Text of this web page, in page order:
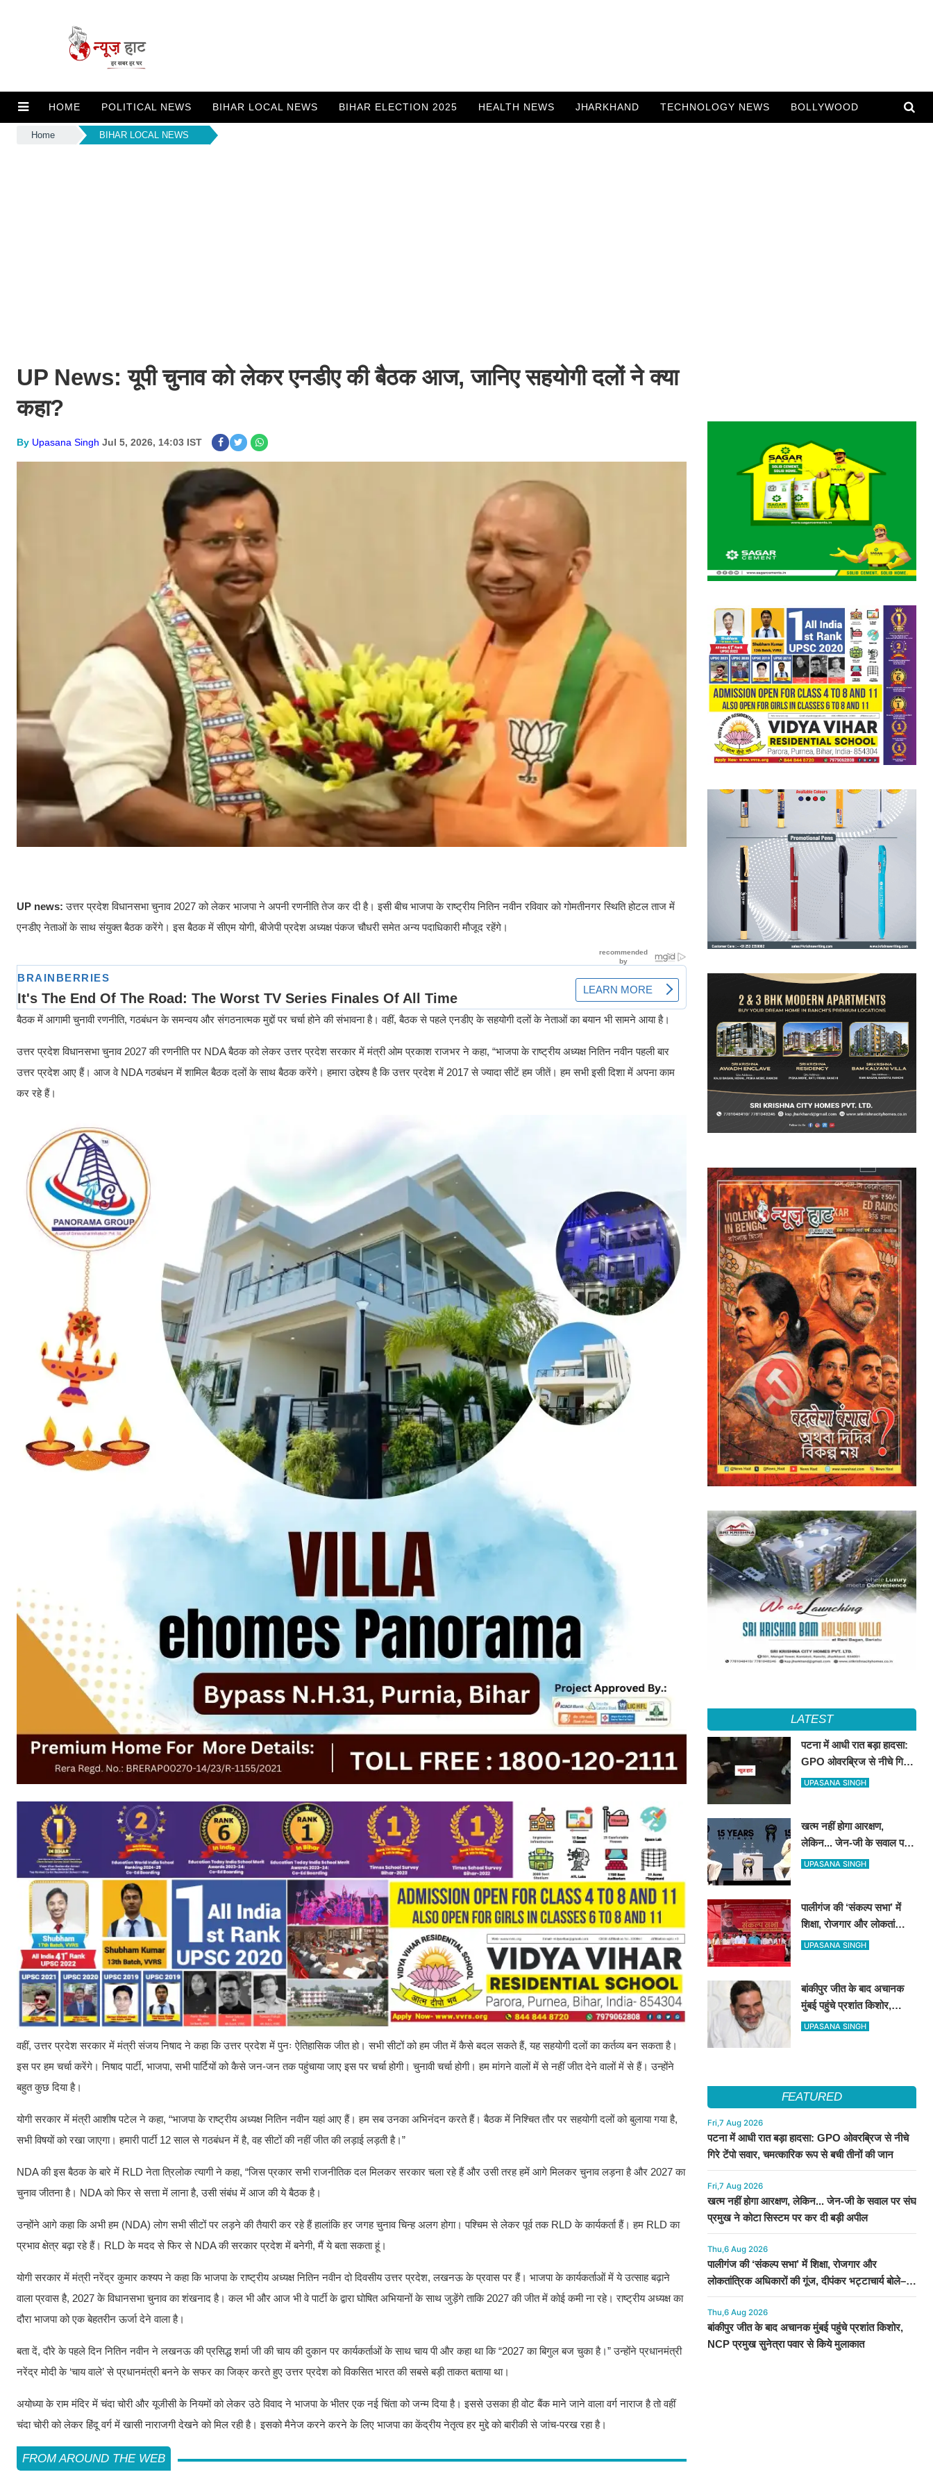
HOME POLITICAL NEWS BIHAR LOCAL NEWS BIHAR ELECTION 2025 HEALTH NEWS JHARKHAND TECHNOLOGY NEWS BOLLYWOOD
Home BIHAR LOCAL NEWS
UP News: यूपी चुनाव को लेकर एनडीए की बैठक आज, जानिए सहयोगी दलों ने क्या
कहा?
By Upasana Singh Jul 5, 2026, 14:03 IST
UP news:उत्तर प्रदेश विधानसभा चुनाव 2027 को लेकर भाजपा ने अपनी रणनीति तेज कर दी है। इसी बीच भाजपा के राष्ट्रीय नितिन नवीन रविवार को गोमतीनगर स्थिति होटल ताज में
एनडीए नेताओं के साथ संयुक्त बैठक करेंगे। इस बैठक में सीएम योगी, बीजेपी प्रदेश अध्यक्ष पंकज चौधरी समेत अन्य पदाधिकारी मौजूद रहेंगे।
बैठक में आगामी चुनावी रणनीति, गठबंधन के समन्वय और संगठनात्मक मुद्दों पर चर्चा होने की संभावना है। वहीं, बैठक से पहले एनडीए के सहयोगी दलों के नेताओं का बयान भी सामने आया है।
उत्तर प्रदेश विधानसभा चुनाव 2027 की रणनीति पर NDA बैठक को लेकर उत्तर प्रदेश सरकार में मंत्री ओम प्रकाश राजभर ने कहा, “भाजपा के राष्ट्रीय अध्यक्ष नितिन नवीन पहली बार
उत्तर प्रदेश आए हैं। आज वे NDA गठबंधन में शामिल बैठक दलों के साथ बैठक करेंगे। हमारा उद्देश्य है कि उत्तर प्रदेश में 2017 से ज्यादा सीटें हम जीतें। हम सभी इसी दिशा में अपना काम
कर रहे हैं।
वहीं, उत्तर प्रदेश सरकार में मंत्री संजय निषाद ने कहा कि उत्तर प्रदेश में पुनः ऐतिहासिक जीत हो। सभी सीटों को हम जीत में कैसे बदल सकते हैं, यह सहयोगी दलों का कर्तव्य बन सकता है।
इस पर हम चर्चा करेंगे। निषाद पार्टी, भाजपा, सभी पार्टियों को कैसे जन-जन तक पहुंचाया जाए इस पर चर्चा होगी। चुनावी चर्चा होगी। हम मांगने वालों में से नहीं जीत देने वालों में से हैं। उन्होंने
बहुत कुछ दिया है।
योगी सरकार में मंत्री आशीष पटेल ने कहा, “भाजपा के राष्ट्रीय अध्यक्ष नितिन नवीन यहां आए हैं। हम सब उनका अभिनंदन करते हैं। बैठक में निश्चित तौर पर सहयोगी दलों को बुलाया गया है,
सभी विषयों को रखा जाएगा। हमारी पार्टी 12 साल से गठबंधन में है, वह सीटों की नहीं जीत की लड़ाई लड़ती है।”
NDA की इस बैठक के बारे में RLD नेता त्रिलोक त्यागी ने कहा, “जिस प्रकार सभी राजनीतिक दल मिलकर सरकार चला रहे हैं और उसी तरह हमें आगे मिलकर चुनाव लड़ना है और 2027 का
चुनाव जीतना है। NDA को फिर से सत्ता में लाना है, उसी संबंध में आज की ये बैठक है।
उन्होंने आगे कहा कि अभी हम (NDA) लोग सभी सीटों पर लड़ने की तैयारी कर रहे हैं हालांकि हर जगह चुनाव चिन्ह अलग होगा। पश्चिम से लेकर पूर्व तक RLD के कार्यकर्ता हैं। हम RLD का
प्रभाव क्षेत्र बढ़ा रहे हैं। RLD के मदद से फिर से NDA की सरकार प्रदेश में बनेगी, मैं ये बता सकता हूं।
योगी सरकार में मंत्री नरेंद्र कुमार कश्यप ने कहा कि भाजपा के राष्ट्रीय अध्यक्ष नितिन नवीन दो दिवसीय उत्तर प्रदेश, लखनऊ के प्रवास पर हैं। भाजपा के कार्यकर्ताओं में ये उत्साह बढ़ाने
वाला प्रवास है, 2027 के विधानसभा चुनाव का शंखनाद है। कल भी और आज भी वे पार्टी के द्वारा घोषित अभियानों के साथ जुड़ेंगे ताकि 2027 की जीत में कोई कमी ना रहे। राष्ट्रीय अध्यक्ष का
दौरा भाजपा को एक बेहतरीन ऊर्जा देने वाला है।
बता दें, दौरे के पहले दिन नितिन नवीन ने लखनऊ की प्रसिद्ध शर्मा जी की चाय की दुकान पर कार्यकर्ताओं के साथ चाय पी और कहा था कि “2027 का बिगुल बज चुका है।” उन्होंने प्रधानमंत्री
नरेंद्र मोदी के ‘चाय वाले’ से प्रधानमंत्री बनने के सफर का जिक्र करते हुए उत्तर प्रदेश को विकसित भारत की सबसे बड़ी ताकत बताया था।
अयोध्या के राम मंदिर में चंदा चोरी और यूजीसी के नियमों को लेकर उठे विवाद ने भाजपा के भीतर एक नई चिंता को जन्म दिया है। इससे उसका ही वोट बैंक माने जाने वाला वर्ग नाराज है तो वहीं
चंदा चोरी को लेकर हिंदू वर्ग में खासी नाराजगी देखने को मिल रही है। इसको मैनेज करने करने के लिए भाजपा का केंद्रीय नेतृत्व हर मुद्दे को बारीकी से जांच-परख रहा है।
FROM AROUND THE WEB
LATEST
पटना में आधी रात बड़ा हादसा:
GPO ओवरब्रिज से नीचे गिरे
टेंपो सवार, चमत्कारिक रूप से
UPASANA SINGH
खत्म नहीं होगा आरक्षण,
लेकिन... जेन-जी के सवाल पर
संघ प्रमुख ने कोटा सिस्टम पर
UPASANA SINGH
पालीगंज की ‘संकल्प सभा’ में
शिक्षा, रोजगार और लोकतांत्रिक
अधिकारों की गूंज, दीपंकर
UPASANA SINGH
बांकीपुर जीत के बाद अचानक
मुंबई पहुंचे प्रशांत किशोर,
NCP प्रमुख सुनेत्रा पवार से
UPASANA SINGH
FEATURED
Fri,7 Aug 2026
पटना में आधी रात बड़ा हादसा: GPO ओवरब्रिज से नीचे
गिरे टेंपो सवार, चमत्कारिक रूप से बची तीनों की जान
Fri,7 Aug 2026
खत्म नहीं होगा आरक्षण, लेकिन... जेन-जी के सवाल पर संघ
प्रमुख ने कोटा सिस्टम पर कर दी बड़ी अपील
Thu,6 Aug 2026
पालीगंज की ‘संकल्प सभा’ में शिक्षा, रोजगार और
लोकतांत्रिक अधिकारों की गूंज, दीपंकर भट्टाचार्य बोले–
युवाओं के संघर्ष के साथ है माले
Thu,6 Aug 2026
बांकीपुर जीत के बाद अचानक मुंबई पहुंचे प्रशांत किशोर,
NCP प्रमुख सुनेत्रा पवार से किये मुलाकात